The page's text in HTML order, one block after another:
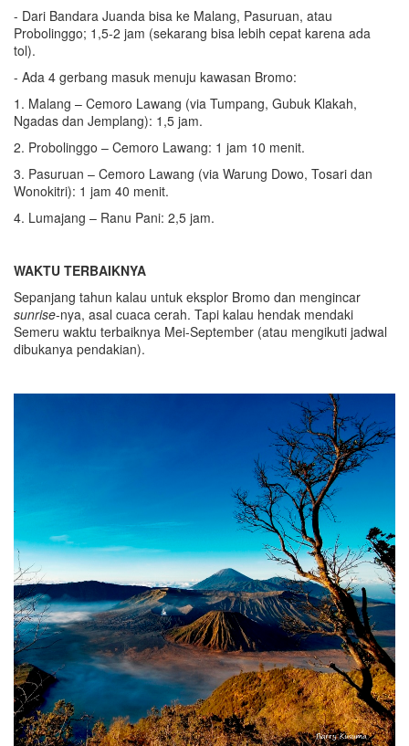
- Dari Bandara Juanda bisa ke Malang, Pasuruan, atau
Probolinggo; 1,5-2 jam (sekarang bisa lebih cepat karena ada
tol).
- Ada 4 gerbang masuk menuju kawasan Bromo:
1. Malang – Cemoro Lawang (via Tumpang, Gubuk Klakah,
Ngadas dan Jemplang): 1,5 jam.
2. Probolinggo – Cemoro Lawang: 1 jam 10 menit.
3. Pasuruan – Cemoro Lawang (via Warung Dowo, Tosari dan
Wonokitri): 1 jam 40 menit.
4. Lumajang – Ranu Pani: 2,5 jam.
WAKTU TERBAIKNYA
Sepanjang tahun kalau untuk eksplor Bromo dan mengincar
sunrise-nya, asal cuaca cerah. Tapi kalau hendak mendaki
Semeru waktu terbaiknya Mei-September (atau mengikuti jadwal
dibukanya pendakian).